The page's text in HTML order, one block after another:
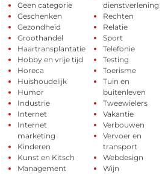
Geen categorie
Geschenken
Gezondheid
Groothandel
Haartransplantatie
Hobby en vrije tijd
Horeca
Huishoudelijk
Humor
Industrie
Internet
Internet
marketing
Kinderen
Kunst en Kitsch
Management
dienstverlening
Rechten
Relatie
Sport
Telefonie
Testing
Toerisme
Tuin en
buitenleven
Tweewielers
Vakantie
Verbouwen
Vervoer en
transport
Webdesign
Wijn